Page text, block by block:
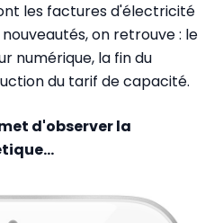
les factures d'électricité
on retrouve : le
numérique, la fin du
du tarif de capacité.
d'observer la